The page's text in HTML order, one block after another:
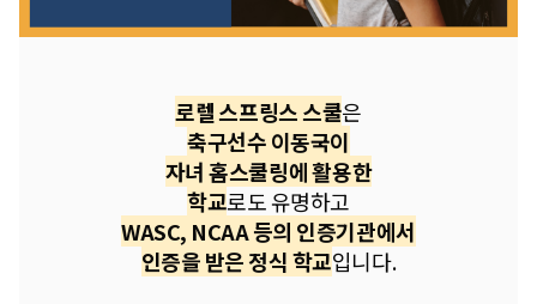
로렐 스프링스 스쿨은
축구선수 이동국이
자녀 홈스쿨링에 활용한
학교로도 유명하고
WASC, NCAA 등의 인증기관에서
인증을 받은 정식 학교입니다.